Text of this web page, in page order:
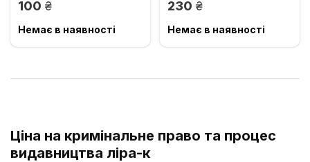
100 грн.
Немає в наявності
230 грн.
Немає в наявності
Ціна на кримінальне право та процес
видавництва ліра-к